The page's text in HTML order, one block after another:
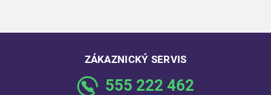
ZÁKAZNICKÝ SERVIS
555 222 462